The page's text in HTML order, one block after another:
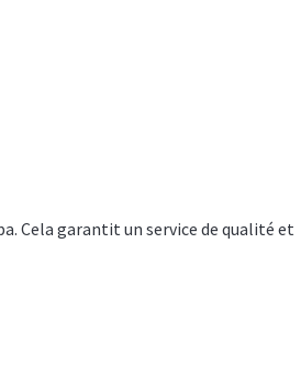
Cela garantit un service de qualité et